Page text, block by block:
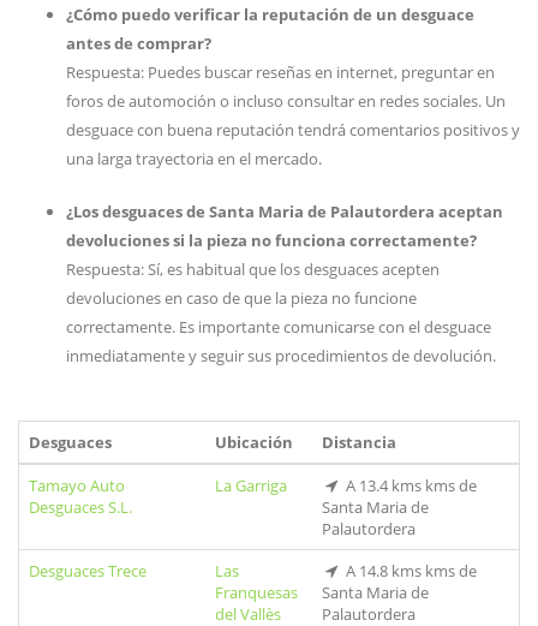
¿Cómo puedo verificar la reputación de un desguace
antes de comprar?
Respuesta: Puedes buscar reseñas en internet, preguntar en
foros de automoción o incluso consultar en redes sociales. Un
desguace con buena reputación tendrá comentarios positivos y
una larga trayectoria en el mercado.
¿Los desguaces de Santa Maria de Palautordera aceptan
devoluciones si la pieza no funciona correctamente?
Respuesta: Sí, es habitual que los desguaces acepten
devoluciones en caso de que la pieza no funcione
correctamente. Es importante comunicarse con el desguace
inmediatamente y seguir sus procedimientos de devolución.
Desguaces Ubicación
Distancia
Tamayo Auto
Desguaces S.L.
La Garriga
A 13.4 kms kms de
Santa Maria de
Palautordera
Desguaces Trece
Las
Franquesas
del Vallès
A 14.8 kms kms de
Santa Maria de
Palautordera